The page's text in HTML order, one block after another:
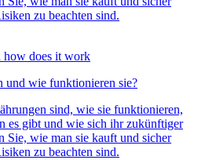
zu beachten sind.
und wie funktionieren sie?
sind, wie sie funktionieren,
es gibt und wie sich ihr zukünftiger
wie man sie kauft und sicher
zu beachten sind.